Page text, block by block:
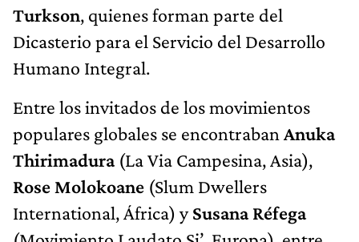
Turkson, quienes forman parte del
Dicasterio para el Servicio del Desarrollo
Humano Integral.
Entre los invitados de los movimientos
populares globales se encontraban Anuka
Thirimadura(La Via Campesina, Asia),
Rose Molokoane (Slum Dwellers
International, África) ySusana Réfega